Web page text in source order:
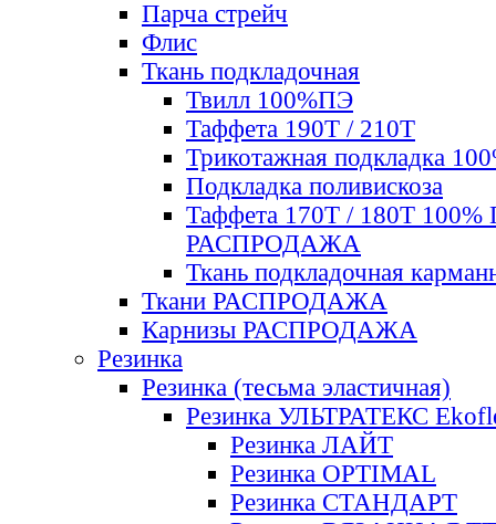
Парча стрейч
Флис
Ткань подкладочная
Твилл 100%ПЭ
Таффета 190Т / 210Т
Трикотажная подкладка
Подкладка поливискоза
Таффета 170Т / 180Т 100%
РАСПРОДАЖА
Ткань подкладочная
Ткани РАСПРОДАЖА
Карнизы РАСПРОДАЖА
Резинка
Резинка (тесьма эластичная)
Резинка УЛЬТРАТЕКС
Резинка ЛАЙТ
Резинка OPTIMAL
Резинка СТАНДАРТ